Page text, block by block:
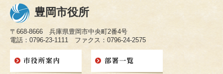
豊岡市役所
〒668-8666 兵庫県豊岡市中央町2番4号
電話：0796-23-1111 ファクス：0796-24-2575